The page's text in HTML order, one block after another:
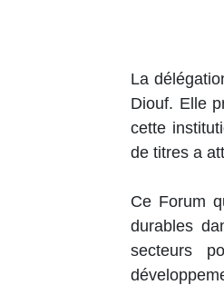
La
Diouf. Elle
cette
de titres a
Ce Forum
durables
secteurs